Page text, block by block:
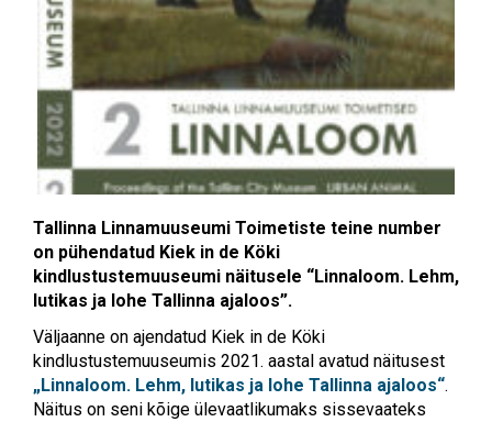
Tallinna Linnamuuseumi Toimetiste teine number
on pühendatud Kiek in de Köki
kindlustustemuuseumi näitusele “Linnaloom. Lehm,
lutikas ja lohe Tallinna ajaloos”.
Väljaanne on ajendatud Kiek in de Köki
kindlustustemuuseumis 2021. aastal avatud näitusest
„Linnaloom. Lehm, lutikas ja lohe Tallinna ajaloos“.
Näitus on seni kõige ülevaatlikumaks sissevaateks